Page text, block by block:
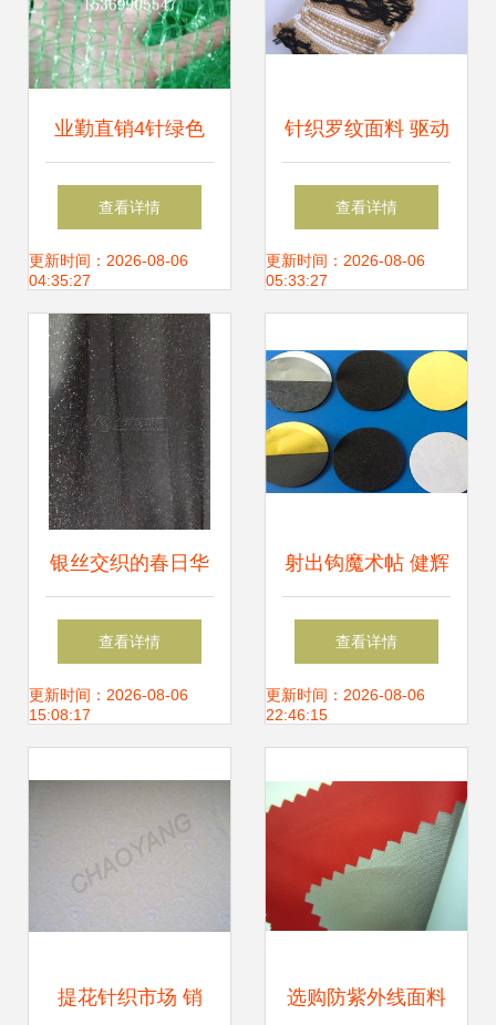
业勤直销4针绿色
聚乙烯盖土网 环保
防尘覆盖网的优质
选择
查看详情
更新时间：2026-08-06
04:35:27
针织罗纹面料 驱动
时尚与功能的核心
纺织品原料
查看详情
更新时间：2026-08-06
05:33:27
银丝交织的春日华
章 工厂直销针织银
丝加捻乱麻面料引
查看详情
更新时间：2026-08-06
15:08:17
射出钩魔术帖 健辉
纺织品的创新力量
与市场应用
查看详情
更新时间：2026-08-06
22:46:15
提花针织市场 销 选购防紫外线面料